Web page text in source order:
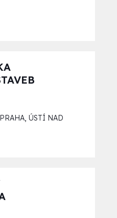
PRAHA,ÚSTÍ NAD